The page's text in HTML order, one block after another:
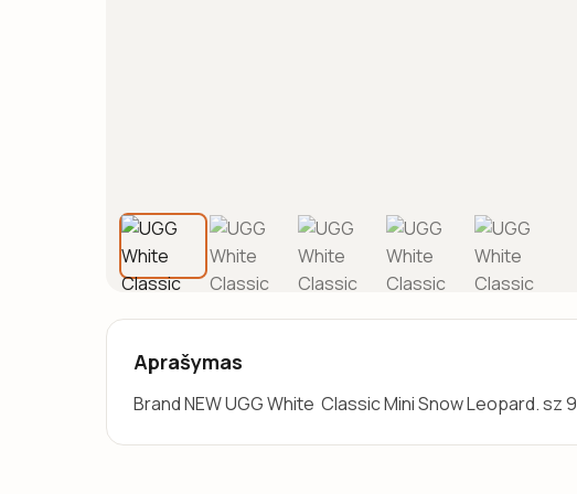
Aprašymas
Brand NEW UGG White  Classic Mini Snow Leopard. sz 9